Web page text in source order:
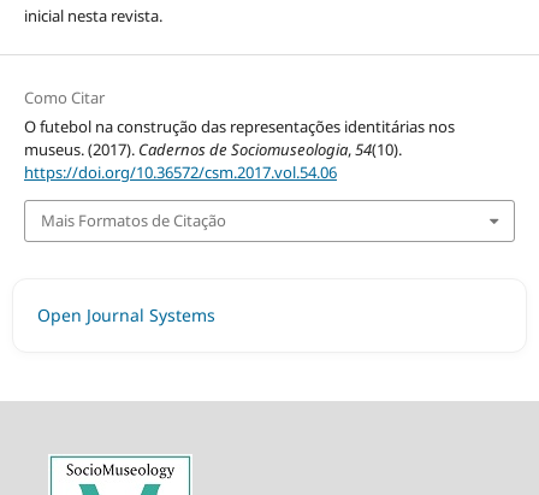
inicial nesta revista.
Como Citar
O futebol na construção das representações identitárias nos
museus. (2017). Cadernos de Sociomuseologia,54(10).
https://doi.org/10.36572/csm.2017.vol.54.06
Mais Formatos de Citação
Open Journal Systems